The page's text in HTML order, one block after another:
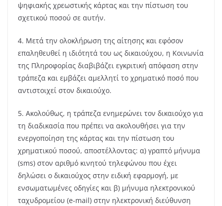
ψηφιακής χρεωστικής κάρτας και την πίστωση του
σχετικού ποσού σε αυτήν.
4. Μετά την ολοκλήρωση της αίτησης και εφόσον
επαληθευθεί η ιδιότητά του ως δικαιούχου, η Κοινωνία
της Πληροφορίας διαβιβάζει εγκριτική απόφαση στην
τράπεζα και εμβάζει αμελλητί το χρηματικό ποσό που
αντιστοιχεί στον δικαιούχο.
5. Ακολούθως, η τράπεζα ενημερώνει τον δικαιούχο για
τη διαδικασία που πρέπει να ακολουθήσει για την
ενεργοποίηση της κάρτας και την πίστωση του
χρηματικού ποσού, αποστέλλοντας: α) γραπτό μήνυμα
(sms) στον αριθμό κινητού τηλεφώνου που έχει
δηλώσει ο δικαιούχος στην ειδική εφαρμογή, με
ενσωματωμένες οδηγίες και β) μήνυμα ηλεκτρονικού
ταχυδρομείου (e-mail) στην ηλεκτρονική διεύθυνση